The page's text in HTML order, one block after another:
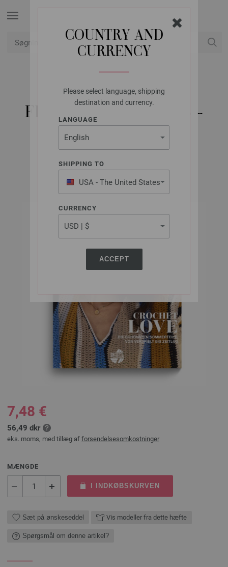
COUNTRY AND
CURRENCY
Please select language, shipping
destination and currency.
LANGUAGE
SHIPPING TO
USA - The United States
of America
CURRENCY
ACCEPT
LANA GROSSA
FILATI HÄKELN NO. 8 -
GERMAN EDITION
Forår/Sommer 2025
7,48 €
56,49 dkr
eks. moms, med tillæg af forsendelsesomkostninger
MÆNGDE
I INDKØBSKURVEN
Sæt på ønskeseddel Vis modeller fra dette hæfte
Spørgsmål om denne artikel?